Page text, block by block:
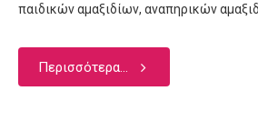
παιδικών αμαξιδίων, αναπηρικών
Περισσότερα...